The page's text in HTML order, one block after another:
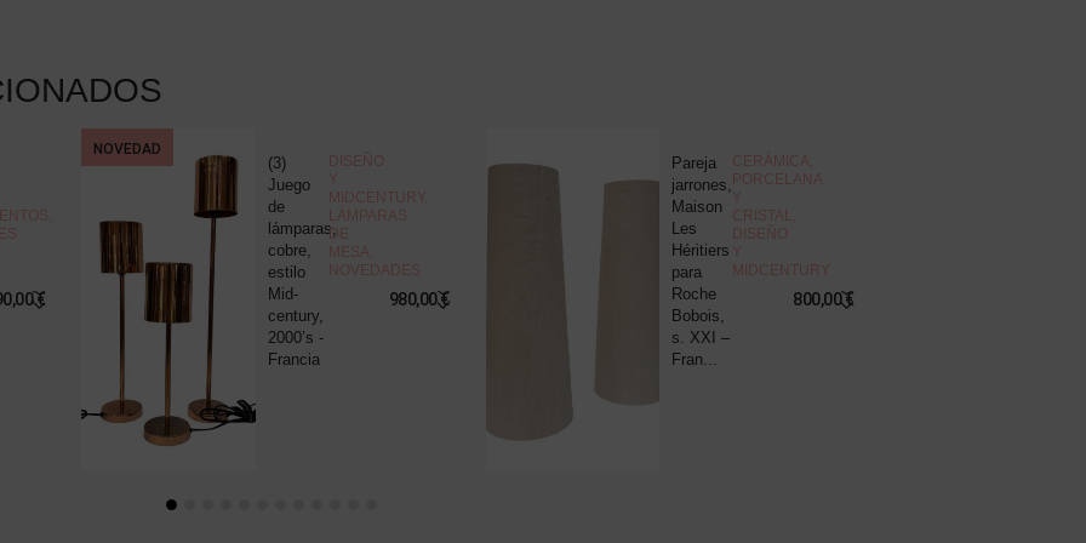
,
€
NOVEDAD
(3)
Juego
de
lámparas,
cobre,
estilo
Mid-
century,
2000’s -
Francia
DISEÑO
Y
MIDCENTURY,
LÁMPARAS
DE
MESA,
NOVEDADES
980,00€
Pareja
jarrones,
Maison
Les
Héritiers
para
Roche
Bobois,
s. XXI –
Fran...
CERÁMICA,
PORCELANA
Y
CRISTAL,
DISEÑO
Y
MIDCENTURY
800,00€